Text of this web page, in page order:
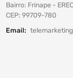
Bairro: Frinape -
CEP: 99709-780
Email: